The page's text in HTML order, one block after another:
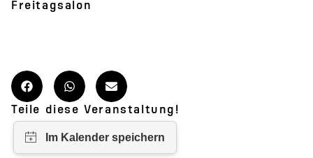
Freitagsalon
Teile diese Veranstaltung!